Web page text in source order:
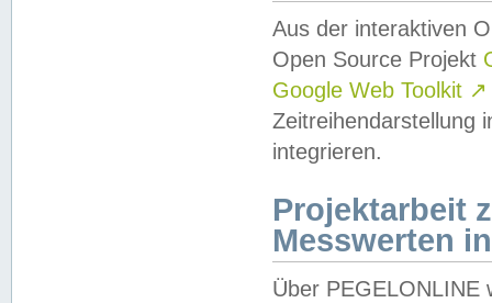
Aus der interaktiven
Open Source Projekt
Google Web Toolkit ↗
Zeitreihendarstellung
integrieren.
Projektarbeit
Messwerten
Über PEGELONLINE